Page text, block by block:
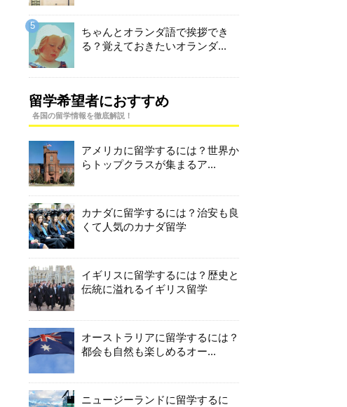
ちゃんとオランダ語で挨拶でき
る？覚えておきたいオランダ...
留学希望者におすすめ
各国の留学情報を徹底解説！
アメリカに留学するには？世界か
らトップクラスが集まるア...
カナダに留学するには？治安も良
くて人気のカナダ留学
イギリスに留学するには？歴史と
伝統に溢れるイギリス留学
オーストラリアに留学するには？
都会も自然も楽しめるオー...
ニュージーランドに留学するに